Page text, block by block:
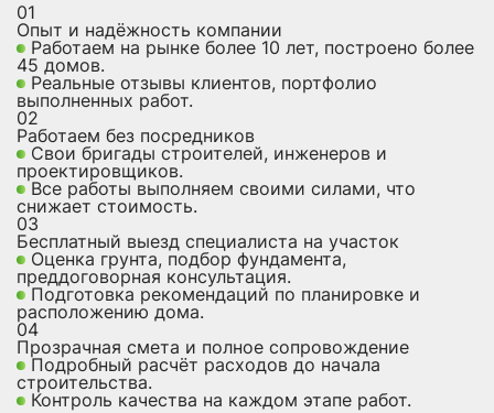
01
Опыт и надёжность компании
Работаем на рынке более 10 лет, построено более
45 домов.
Реальные отзывы клиентов, портфолио
выполненных работ.
02
Работаем без посредников
Свои бригады строителей, инженеров и
проектировщиков.
Все работы выполняем своими силами, что
снижает стоимость.
03
Бесплатный выезд специалиста на участок
Оценка грунта, подбор фундамента,
преддоговорная консультация.
Подготовка рекомендаций по планировке и
расположению дома.
04
Прозрачная смета и полное сопровождение
Подробный расчёт расходов до начала
строительства.
Контроль качества на каждом этапе работ.